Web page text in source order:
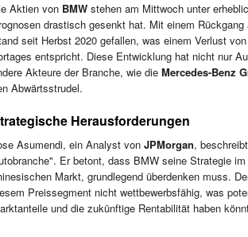
Aktien von BMW stehen am Mittwoch unter
drastisch gesenkt hat. Mit einem Rückgang
seit Herbst 2020 gefallen, was einem Verlust von
entspricht. Diese Entwicklung hat nicht nur
Akteure der Branche, wie die Mercedes-Benz
Abwärtsstrudel.
Herausforderungen
Asumendi, ein Analyst von JPMorgan,
Er betont, dass BMW seine Strategie
Markt, grundlegend überdenken muss.
Preissegment nicht wettbewerbsfähig, was
und die zukünftige Rentabilität haben